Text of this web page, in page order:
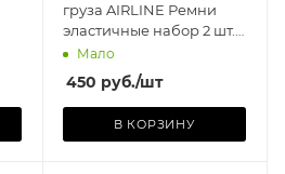
груза AIRLINE Ремни
эластичные набор 2 шт.
80 см, 20 мм
(пластиковые крючки)
Мало
450 руб./шт
В КОРЗИНУ